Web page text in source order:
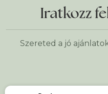
Iratkozz
Szereted a jó
Keresztnév*